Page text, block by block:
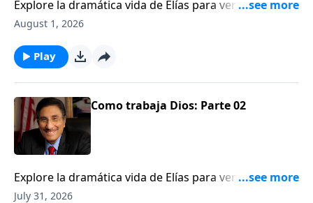
Explore la dramática vida de Elías para ver una
ilustración de cómo Dios trabaja detrás del velo.
August 1, 2026
Play
Como trabaja Dios: Parte 02
Explore la dramática vida de Elías para ver una
ilustración de cómo Dios trabaja detrás del velo.
July 31, 2026